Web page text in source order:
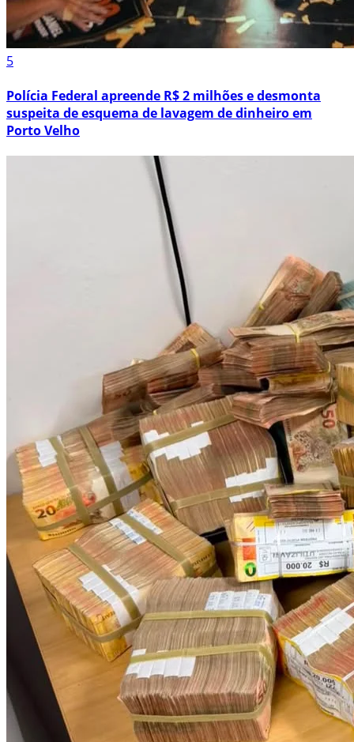
5
Polícia Federal apreende R$ 2 milhões e desmonta
suspeita de esquema de lavagem de dinheiro em
Porto Velho